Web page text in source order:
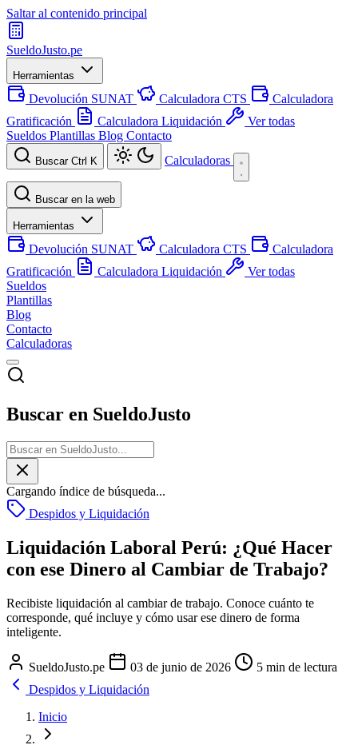
Saltar al contenido principal
SueldoJusto.pe
Herramientas
Devolución SUNAT Calculadora CTS
Calculadora
Gratificación
Calculadora Liquidación
Ver todas
Sueldos Plantillas Blog Contacto
Buscar Ctrl K Calculadoras
Buscar en la web
Herramientas
Devolución SUNAT Calculadora CTS
Calculadora
Gratificación
Calculadora Liquidación
Ver todas
Sueldos
Plantillas
Blog
Contacto
Calculadoras
Buscar en SueldoJusto
Cargando índice de búsqueda...
Despidos y Liquidación
Liquidación Laboral Perú: ¿Qué Hacer
con ese Dinero al Cambiar de Trabajo?
Recibiste liquidación al cambiar de trabajo. Conoce cuánto te
corresponde, qué incluye y cómo usar ese dinero de forma
inteligente.
SueldoJusto.pe 03 de junio de 2026
5 min de lectura
Despidos y Liquidación
Inicio